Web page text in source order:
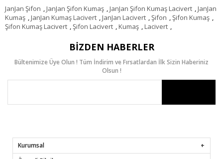
JanJan Şifon ,JanJan Şifon Kumaş ,JanJan Şifon Kumaş Lacivert ,JanJan
Kumaş ,JanJan Kumaş Lacivert ,JanJan Lacivert ,Şifon ,Şifon Kumaş ,
Şifon Kumaş Lacivert ,Şifon Lacivert ,Kumaş ,Lacivert ,
BIZDEN HABERLER
Bültenimize Üye Olun ! Tüm İndirim ve Fırsatlardan İlk Sizin Haberiniz
Olsun !
Kurumsal